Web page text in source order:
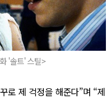
'솔트' 스틸>
로 제 걱정을 해준다”며 “제